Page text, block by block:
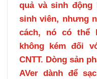
quả và sinh
sinh viên, nhưng
cách, nó có thể
không kém đối
CNTT. Dòng sản
AVer dành để